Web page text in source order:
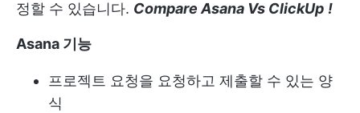
정할 수 있습니다. Compare Asana Vs ClickUp !
Asana 기능
프로젝트 요청을 요청하고 제출할 수 있는 양
식